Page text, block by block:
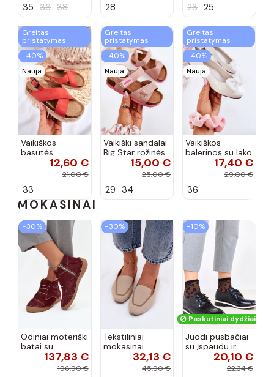
spalvos
35 36 38 28 23 25
Greitas
pristatymas
−40%
Nauja
Vaikiškos
basutės
koralinės12,60 €
21,00 €
33
Greitas
pristatymas
−40%
Nauja
Vaikiški sandalai
Big Star rožinės
spalvos15,00 €
25,00 €
29 34
Greitas
pristatymas
−40%
Nauja
Vaikiškos
balerinos su lako
efektu ir
kaspinais baltos
17,40 €
29,00 €
36
MOKASINAI
−30%
Odiniai moteriški
batai su
siūlėmis, pilies
tipo, Artiker
137,83 €
196,90 €
−30%
Tekstiliniai
mokasinai
smėlio spalvos
32,13 €
45,90 €
−10%
Paskutiniai dydžiai!
Juodi pusbačiai
su įspaudu ir
kvadratiniu
priekiu Kerawa
20,10 €
22,34 €